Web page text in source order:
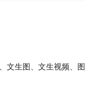
文生图、文生视频、图